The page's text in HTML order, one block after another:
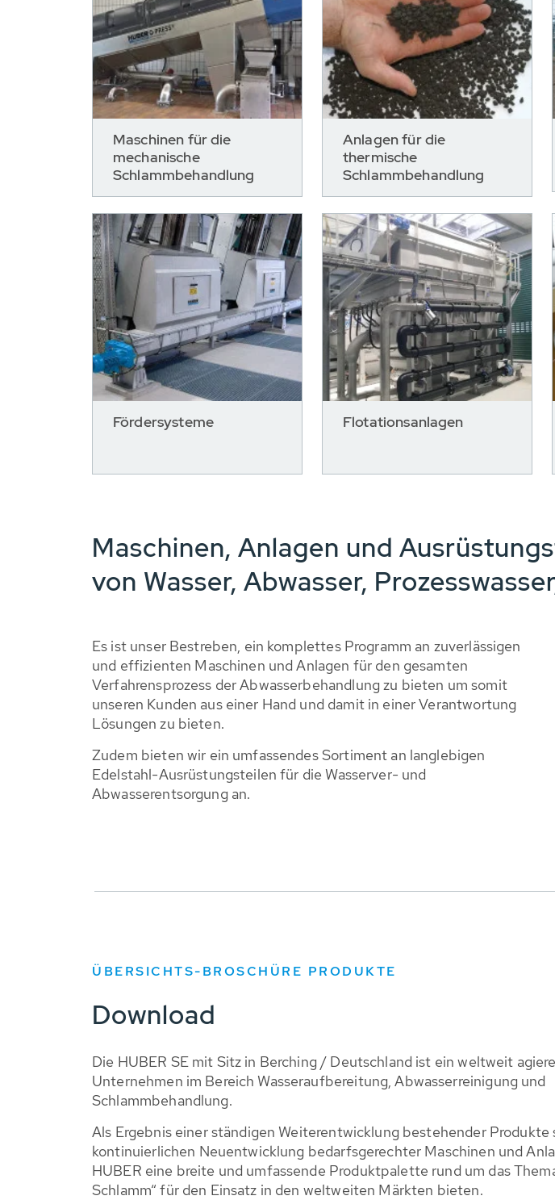
Maschinen für die
mechanische
Schlammbehandlung
Anlagen für die
thermische
Schlammbehandlung
Fördersysteme Flotationsanlagen
Maschinen, Anlagen und
von Wasser, Abwasser,
Es ist unser Bestreben, ein komplettes Programm an zuverlässigen
und effizienten Maschinen und Anlagen für den gesamten
Verfahrensprozess der Abwasserbehandlung zu bieten um somit
unseren Kunden aus einer Hand und damit in einer Verantwortung
Lösungen zu bieten.
Zudem bieten wir ein umfassendes Sortiment an langlebigen
Edelstahl-Ausrüstungsteilen für die Wasserver- und
Abwasserentsorgung an.
ÜBERSICHTS-BROSCHÜRE PRODUKTE
Download
Die HUBER SE mit Sitz in Berching / Deutschland ist ein weltweit
Unternehmen im Bereich Wasseraufbereitung, Abwasserreinigung und
Schlammbehandlung.
Als Ergebnis einer ständigen Weiterentwicklung bestehender Produkte
kontinuierlichen Neuentwicklung bedarfsgerechter Maschinen und
HUBER eine breite und umfassende Produktpalette rund um das
Schlamm“ für den Einsatz in den weltweiten Märkten bieten.